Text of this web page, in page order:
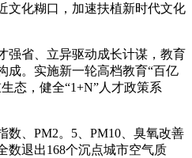
文化糊口，加速扶植新时代文化
省、立异驱动成长计谋，教育
成。实施新一轮高档教育“百亿
态，健全“1+N”人才政策系
、PM2。5、PM10、臭氧改善
数退出168个沉点城市空气质